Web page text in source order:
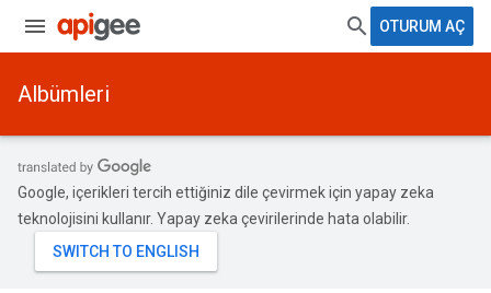
OTURUM AÇ
Albümleri
Google, içerikleri tercih ettiğiniz dile çevirmek için yapay zeka
teknolojisini kullanır. Yapay zeka çevirilerinde hata olabilir.